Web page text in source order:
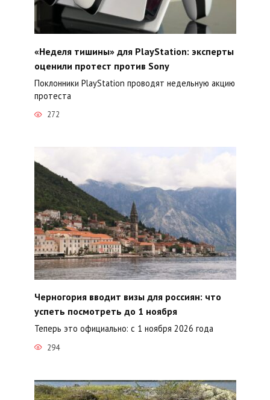
«Неделя тишины» для PlayStation: эксперты
оценили протест против Sony
Поклонники PlayStation проводят недельную акцию
протеста
272
Черногория вводит визы для россиян: что
успеть посмотреть до 1 ноября
Теперь это официально: с 1 ноября 2026 года
294